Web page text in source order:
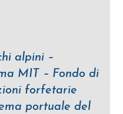
alpini –
MIT – Fondo di
forfetarie
portuale del